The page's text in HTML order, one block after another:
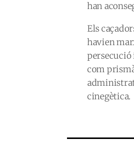
han
Els
havien
persecució
com
cinegètica.